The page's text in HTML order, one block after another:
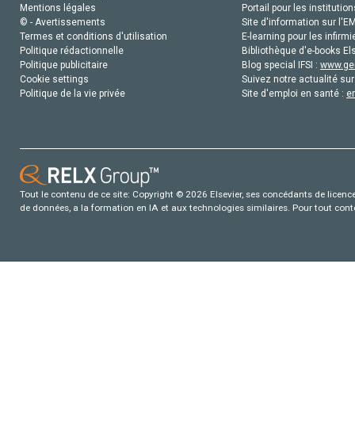
Mentions légales
© - Avertissements
Termes et conditions d'utilisation
Politique rédactionnelle
Politique publicitaire
Cookie settings
Politique de la vie privée
Portail pour les
Site d'information sur
E-learning pour les
Bibliothèque d'e-books
Blog special IFSI :
Suivez notre actualité
Site d'emploi en santé :
Tout le contenu de ce site: Copyright © 2026 Elsevier, ses concédants de
de données, a la formation en IA et aux technologies similaires. Pour tout